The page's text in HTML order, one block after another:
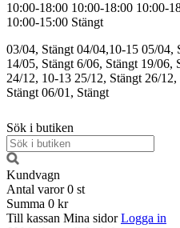
10:00-18:00 10:00-18:00 10:00-
10:00-15:00 Stängt
03/04, Stängt 04/04,10-15 05/04,
14/05, Stängt 6/06, Stängt 19/06,
24/12, 10-13 25/12, Stängt 26/12,
Stängt 06/01, Stängt
Sök i butiken
Kundvagn
Antal varor 0 st
Summa 0 kr
Till kassan Mina sidor Logga in